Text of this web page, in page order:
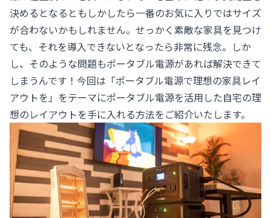
決めるとなるともしかしたら一番のお気に入りではサイズ
が合わないかもしれません。せっかく素敵な家具を見つけ
ても、それを導入できないとなったら非常に残念。しか
し、そのような問題もポータブル電源があれば解決できて
しまうんです！今回は「ポータブル電源で理想の家具レイ
アウトを」をテーマにポータブル電源を活用した自宅の理
想のレイアウトを手に入れる方法をご紹介いたします。